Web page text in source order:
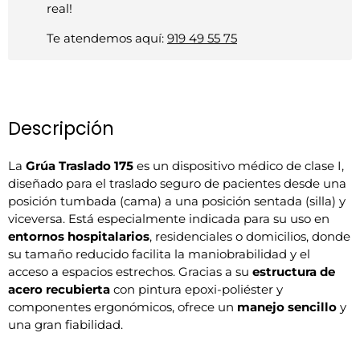
real!
Te atendemos aquí: 919 49 55 75
Descripción
La Grúa Traslado 175 es un dispositivo médico de clase I,
diseñado para el traslado seguro de pacientes desde una
posición tumbada (cama) a una posición sentada (silla) y
viceversa. Está especialmente indicada para su uso en
entornos hospitalarios, residenciales o domicilios, donde
su tamaño reducido facilita la maniobrabilidad y el
acceso a espacios estrechos. Gracias a su estructura de
acero recubierta con pintura epoxi-poliéster y
componentes ergonómicos, ofrece un manejo sencillo y
una gran fiabilidad.